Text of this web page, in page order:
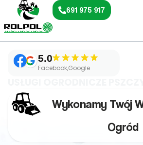
691 975 917
5.0
Facebook,Google
Wykonamy Twój
Ogród